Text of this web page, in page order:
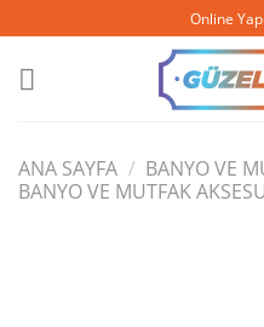
to
content
Online
ANA SAYFA / BANYO VE
BANYO VE MUTFAK